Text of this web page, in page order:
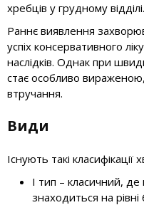
хребців у грудному відділі.
Раннє виявлення
успіх консервативного
наслідків. Однак при
стає особливо
втручання.
Види
Існують такі
I тип – класичний,
знаходиться на